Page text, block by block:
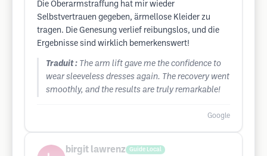
Die Oberarmstraffung hat mir wieder
Selbstvertrauen gegeben, ärmellose Kleider zu
tragen. Die Genesung verlief reibungslos, und die
Ergebnisse sind wirklich bemerkenswert!
Traduit : The arm lift gave me the confidence to
wear sleeveless dresses again. The recovery went
smoothly, and the results are truly remarkable!
Google
birgit lawrenz Guide Local